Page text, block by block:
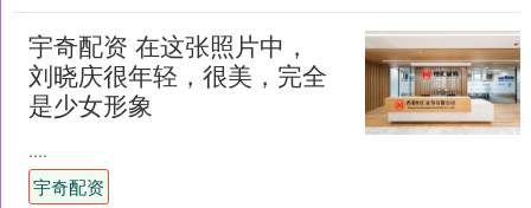
宇奇配资 在这张照片中，
刘晓庆很年轻，很美，完全
是少女形象
....
宇奇配资